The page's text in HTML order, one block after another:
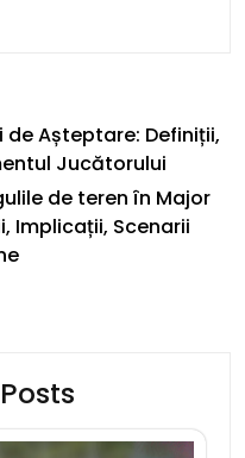
de Așteptare: Definiții,
Jucătorului
de teren în Major
Implicații, Scenarii